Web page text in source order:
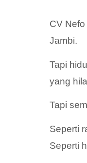
CV
Jambi.
Tapi
yang
Tapi
Seperti
Seperti